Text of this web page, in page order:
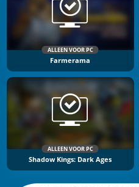
ALLEEN VOOR PC
Farmerama
ALLEEN VOOR PC
Shadow Kings: Dark Ages